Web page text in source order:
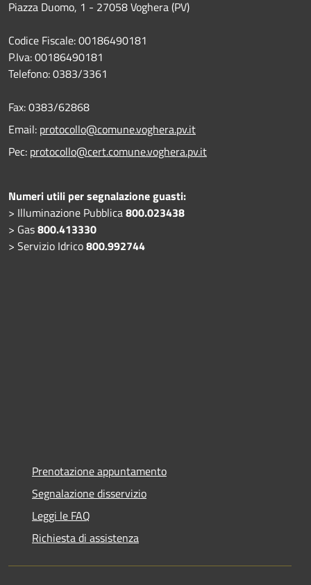
Piazza Duomo, 1 - 27058 Voghera (PV)
Codice Fiscale: 00186490181
P.Iva: 00186490181
Telefono:0383/3361
Fax:0383/62868
Email: protocollo@comune.voghera.pv.it
Pec: protocollo@cert.comune.voghera.pv.it
Numeri utili per segnalazione guasti:
> Illuminazione Pubblica800.023438
> Gas800.413330
> Servizio Idrico800.992744
Prenotazione appuntamento
Segnalazione disservizio
Leggi le FAQ
Richiesta di assistenza